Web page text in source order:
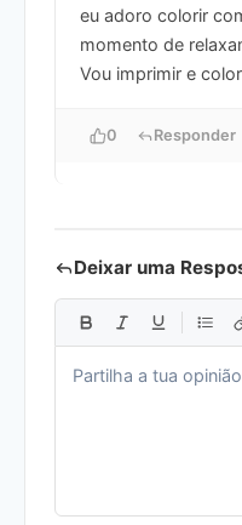
eu adoro colorir
momento de
Vou imprimir e
0 Responder
Deixar uma